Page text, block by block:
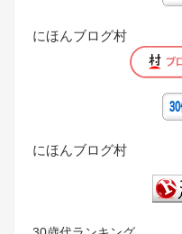
にほんブログ村
にほんブログ村